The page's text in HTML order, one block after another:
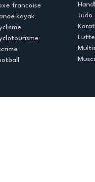
francaise
kayak
Judo
Lutte